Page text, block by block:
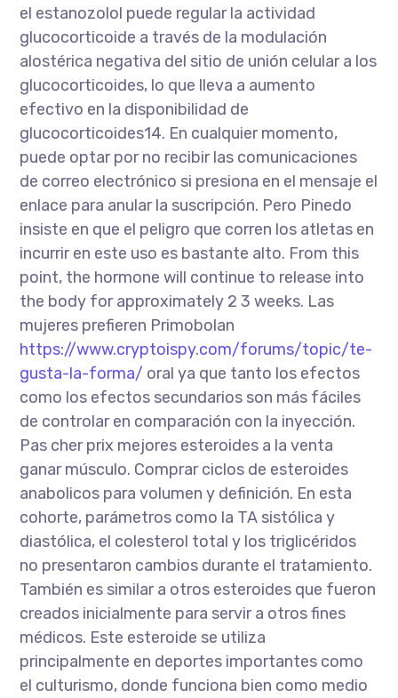
el estanozolol puede regular la actividad
glucocorticoide a través de la modulación
alostérica negativa del sitio de unión celular a los
glucocorticoides, lo que lleva a aumento
efectivo en la disponibilidad de
glucocorticoides14. En cualquier momento,
puede optar por no recibir las comunicaciones
de correo electrónico si presiona en el mensaje el
enlace para anular la suscripción. Pero Pinedo
insiste en que el peligro que corren los atletas en
incurrir en este uso es bastante alto. From this
point, the hormone will continue to release into
the body for approximately 2 3 weeks. Las
mujeres prefieren Primobolan
https://www.cryptoispy.com/forums/topic/te-
gusta-la-forma/ oral ya que tanto los efectos
como los efectos secundarios son más fáciles
de controlar en comparación con la inyección.
Pas cher prix mejores esteroides a la venta
ganar músculo. Comprar ciclos de esteroides
anabolicos para volumen y definición. En esta
cohorte, parámetros como la TA sistólica y
diastólica, el colesterol total y los triglicéridos
no presentaron cambios durante el tratamiento.
También es similar a otros esteroides que fueron
creados inicialmente para servir a otros fines
médicos. Este esteroide se utiliza
principalmente en deportes importantes como
el culturismo, donde funciona bien como medio